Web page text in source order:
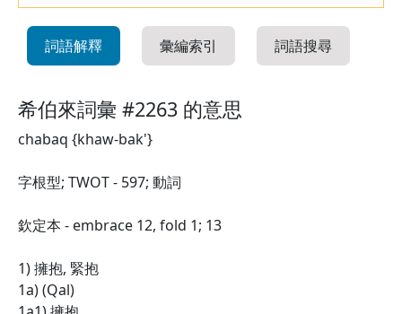
詞語解釋 彙編索引 詞語搜尋
希伯來詞彙 #2263 的意思
chabaq {khaw-bak'}
字根型; TWOT - 597; 動詞
欽定本 - embrace 12, fold 1; 13
1) 擁抱, 緊抱
1a) (Qal)